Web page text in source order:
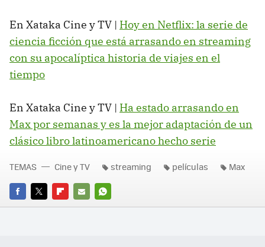
En Xataka Cine y TV | Hoy en Netflix: la serie de
ciencia ficción que está arrasando en streaming
con su apocalíptica historia de viajes en el
tiempo
En Xataka Cine y TV | Ha estado arrasando en
Max por semanas y es la mejor adaptación de un
clásico libro latinoamericano hecho serie
FACEBOOK
TWITTERFLIPBOARD
E-
WHATSAPP
TEMAS Cine y TV streaming películas Max